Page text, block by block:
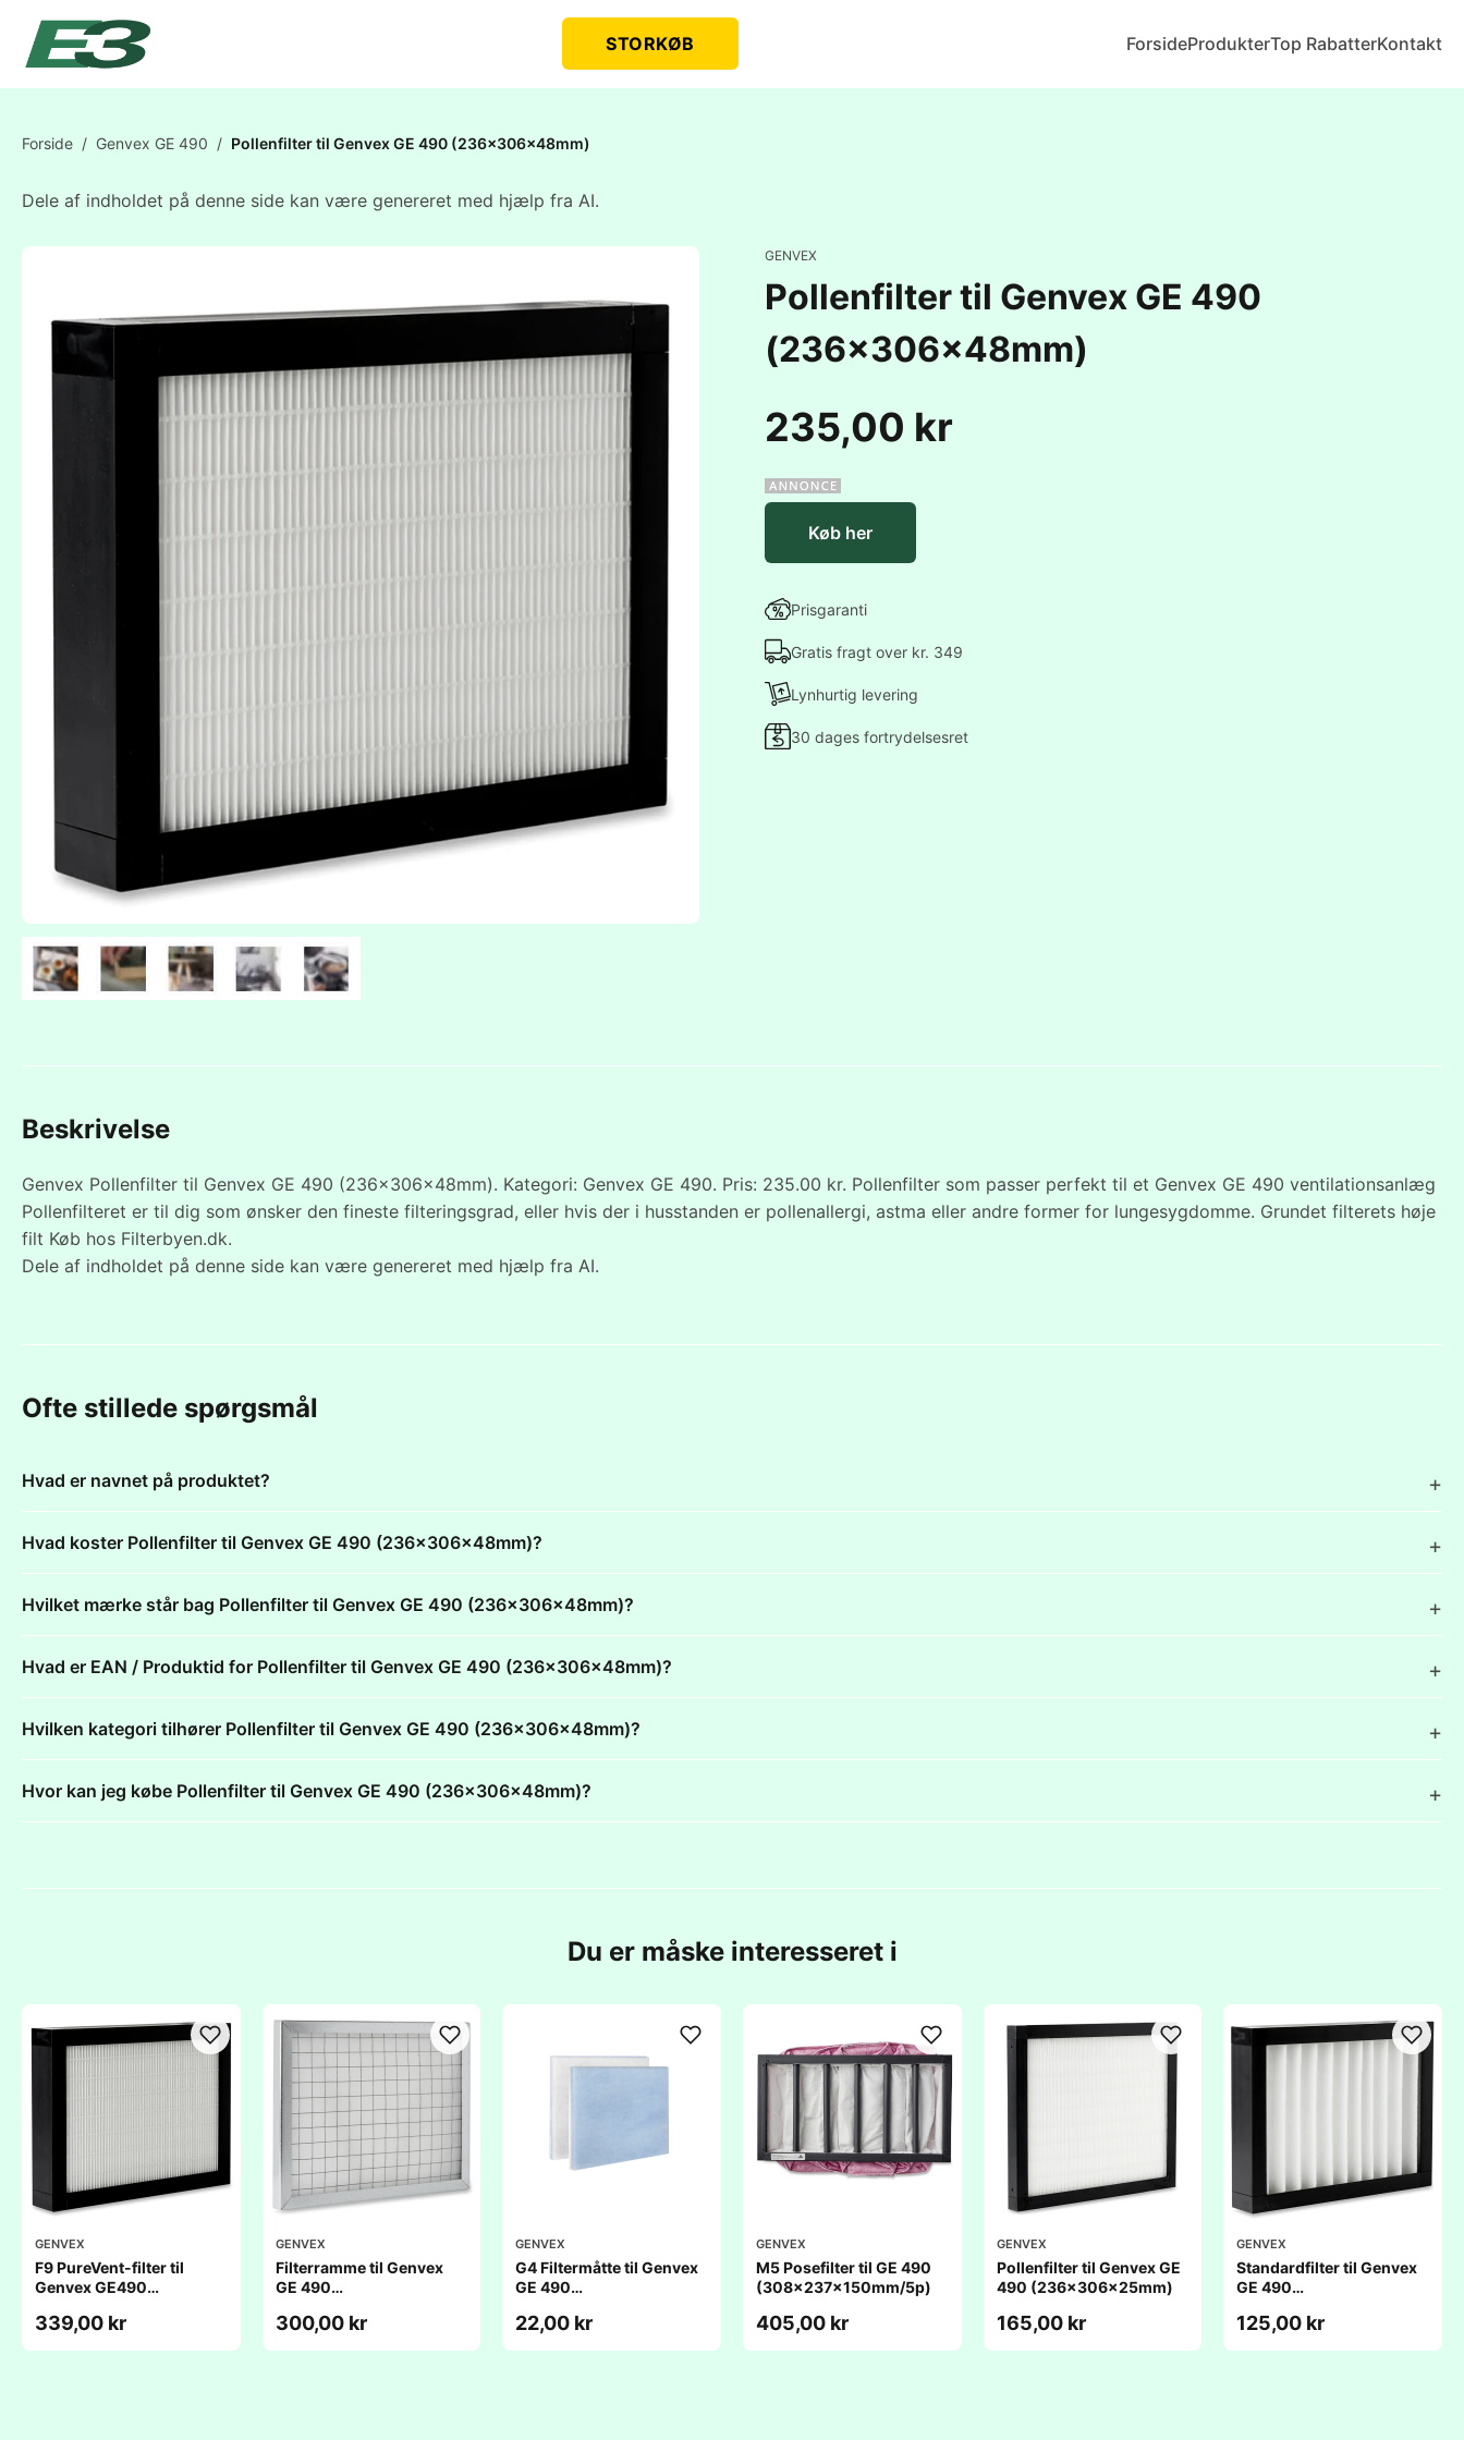
STORKØB ForsideProdukterTop RabatterKontakt
Forside / Genvex GE 490 / Pollenfilter til Genvex GE 490 (236x306x48mm)
Dele af indholdet på denne side kan være genereret med hjælp fra AI.
GENVEX
Pollenfilter til Genvex GE 490
(236x306x48mm)
235,00 kr
Køb her
Prisgaranti
Gratis fragt over kr. 349
Lynhurtig levering
30 dages fortrydelsesret
Beskrivelse
Genvex Pollenfilter til Genvex GE 490 (236x306x48mm). Kategori: Genvex GE 490. Pris: 235.00 kr. Pollenfilter som passer perfekt til et Genvex GE 490 ventilationsanlæg
Pollenfilteret er til dig som ønsker den fineste filteringsgrad, eller hvis der i husstanden er pollenallergi, astma eller andre former for lungesygdomme. Grundet filterets høje
filt Køb hos Filterbyen.dk.
Dele af indholdet på denne side kan være genereret med hjælp fra AI.
Ofte stillede spørgsmål
Hvad er navnet på produktet?
Hvad koster Pollenfilter til Genvex GE 490 (236x306x48mm)?
Hvilket mærke står bag Pollenfilter til Genvex GE 490 (236x306x48mm)?
Hvad er EAN / Produktid for Pollenfilter til Genvex GE 490 (236x306x48mm)?
Hvilken kategori tilhører Pollenfilter til Genvex GE 490 (236x306x48mm)?
Hvor kan jeg købe Pollenfilter til Genvex GE 490 (236x306x48mm)?
Du er måske interesseret i
GENVEX
F9 PureVent-filter til
Genvex GE490
339,00 kr
GENVEX
Filterramme til Genvex
GE 490
300,00 kr
GENVEX
G4 Filtermåtte til Genvex
GE 490
22,00 kr
GENVEX
M5 Posefilter til GE 490
(308x237x150mm/5p)
405,00 kr
GENVEX
Pollenfilter til Genvex GE
490 (236x306x25mm)
165,00 kr
GENVEX
Standardfilter til Genvex
GE 490
125,00 kr